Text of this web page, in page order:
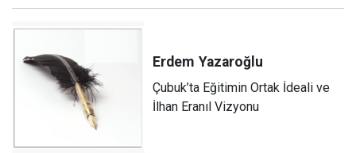
Erdem Yazaroğlu
Çubuk’ta Eğitimin Ortak İdeali ve
İlhan Eranıl Vizyonu